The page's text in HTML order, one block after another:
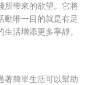
所帶來的欲望。它將
動唯一目的就是有足
活增添更多寧靜。
著簡單生活可以幫助